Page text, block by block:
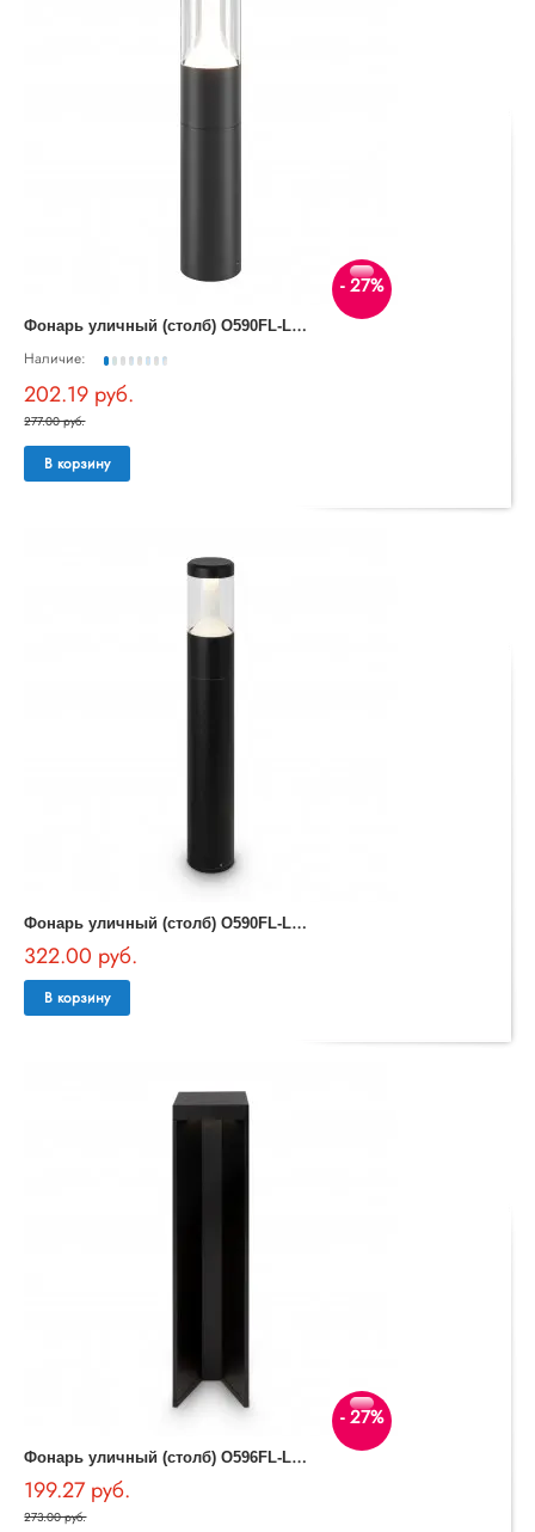
- 27%
Ф
онарь уличный (столб) O590FL-L8B4K Koln Outdoor
Наличие:
202.19 руб.
277.00 руб.
В корзину
Ф
онарь уличный (столб) O590FL-L8B4K1 Koln Outdoor
322.00 руб.
В корзину
- 27%
Ф
онарь уличный (столб) O596FL-L9B4K Essen Outdoor
199.27 руб.
273.00 руб.